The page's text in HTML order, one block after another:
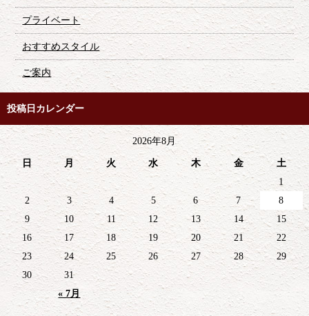
プライベート
おすすめスタイル
ご案内
投稿日カレンダー
2026年8月
日 月 火 水 木 金 土
« 7月
1
2
3 4 5 6 7
8
9
10 11 12 13 14
15
16
17 18 19 20 21
22
23
24 25 26 27 28
29
30
31